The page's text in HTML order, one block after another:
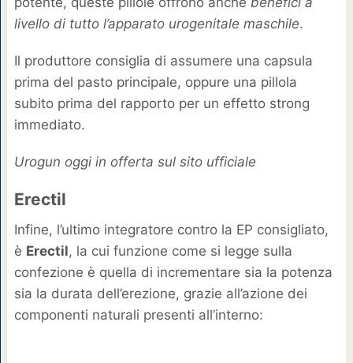
livello di tutto l’apparato urogenitale maschile.
Il produttore consiglia di assumere una capsula
prima del pasto principale, oppure una pillola
subito prima del rapporto per un effetto strong
immediato.
Urogun oggi in offerta sul sito ufficiale
Erectil
Infine, l’ultimo integratore contro la EP consigliato,
è Erectil, la cui funzione come si legge sulla
confezione è quella di incrementare sia la potenza
sia la durata dell’erezione, grazie all’azione dei
componenti naturali presenti all’interno: